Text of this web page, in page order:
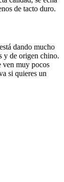
de tacto duro.
dando mucho
y de origen chino.
ven muy pocos
si quieres un